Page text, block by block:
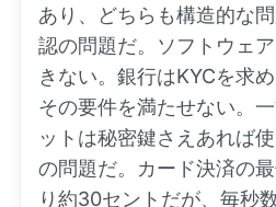
あり、どちらも構造的な
認の問題だ。ソフトウェ
きない。銀行はKYCを求
その要件を満たせない。
ットは秘密鍵さえあれば
の問題だ。カード決済の
り約30セントだが、毎秒